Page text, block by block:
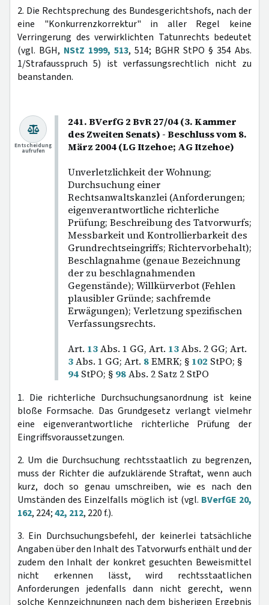
2. Die Rechtsprechung des Bundesgerichtshofs, nach der
eine "Konkurrenzkorrektur" in aller Regel keine
Verringerung des verwirklichten Tatunrechts bedeutet
(vgl. BGH, NStZ 1999, 513, 514; BGHR StPO § 354 Abs.
1/Strafausspruch 5) ist verfassungsrechtlich nicht zu
beanstanden.
241. BVerfG 2 BvR 27/04 (3. Kammer
des Zweiten Senats) - Beschluss vom 8.
März 2004 (LG Itzehoe; AG Itzehoe)
Unverletzlichkeit der Wohnung;
Durchsuchung einer
Rechtsanwaltskanzlei (Anforderungen;
eigenverantwortliche richterliche
Prüfung; Beschreibung des Tatvorwurfs;
Messbarkeit und Kontrollierbarkeit des
Grundrechtseingriffs; Richtervorbehalt);
Beschlagnahme (genaue Bezeichnung
der zu beschlagnahmenden
Gegenstände); Willkürverbot (Fehlen
plausibler Gründe; sachfremde
Erwägungen); Verletzung spezifischen
Verfassungsrechts.
Art. 13Abs. 1 GG, Art. 13Abs. 2 GG; Art.
3Abs. 1 GG; Art. 8EMRK; § 102 StPO; §
94 StPO; § 98Abs. 2 Satz 2 StPO
Entscheidung
aufrufen
1. Die richterliche Durchsuchungsanordnung ist keine
bloße Formsache. Das Grundgesetz verlangt vielmehr
eine eigenverantwortliche richterliche Prüfung der
Eingriffsvoraussetzungen.
2. Um die Durchsuchung rechtsstaatlich zu begrenzen,
muss der Richter die aufzuklärende Straftat, wenn auch
kurz, doch so genau umschreiben, wie es nach den
Umständen des Einzelfalls möglich ist (vgl. BVerfGE 20,
162, 224;42, 212, 220 f.).
3. Ein Durchsuchungsbefehl, der keinerlei tatsächliche
Angaben über den Inhalt des Tatvorwurfs enthält und der
zudem den Inhalt der konkret gesuchten Beweismittel
nicht erkennen lässt, wird rechtsstaatlichen
Anforderungen jedenfalls dann nicht gerecht, wenn
solche Kennzeichnungen nach dem bisherigen Ergebnis